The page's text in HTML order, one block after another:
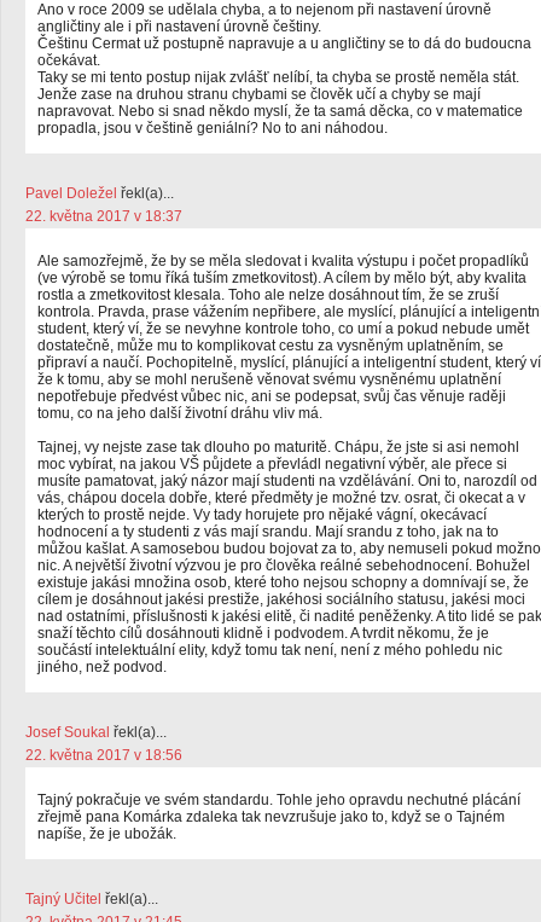
Ano v roce 2009 se udělala chyba, a to nejenom při nastavení úrovně
angličtiny ale i při nastavení úrovně češtiny.
Češtinu Cermat už postupně napravuje a u angličtiny se to dá do budoucna
očekávat.
Taky se mi tento postup nijak zvlášť nelíbí, ta chyba se prostě neměla stát.
Jenže zase na druhou stranu chybami se člověk učí a chyby se mají
napravovat. Nebo si snad někdo myslí, že ta samá děcka, co v matematice
propadla, jsou v češtině geniální? No to ani náhodou.
Pavel Doležel řekl(a)...
22. května 2017 v 18:37
Ale samozřejmě, že by se měla sledovat i kvalita výstupu i počet propadlíků
(ve výrobě se tomu říká tuším zmetkovitost). A cílem by mělo být, aby kvalita
rostla a zmetkovitost klesala. Toho ale nelze dosáhnout tím, že se zruší
kontrola. Pravda, prase vážením nepřibere, ale myslící, plánující a
student, který ví, že se nevyhne kontrole toho, co umí a pokud nebude umět
dostatečně, může mu to komplikovat cestu za vysněným uplatněním, se
připraví a naučí. Pochopitelně, myslící, plánující a inteligentní student, který
že k tomu, aby se mohl nerušeně věnovat svému vysněnému uplatnění
nepotřebuje předvést vůbec nic, ani se podepsat, svůj čas věnuje raději
tomu, co na jeho další životní dráhu vliv má.
Tajnej, vy nejste zase tak dlouho po maturitě. Chápu, že jste si asi nemohl
moc vybírat, na jakou VŠ půjdete a převládl negativní výběr, ale přece si
musíte pamatovat, jaký názor mají studenti na vzdělávání. Oni to, narozdíl od
vás, chápou docela dobře, které předměty je možné tzv. osrat, či okecat a v
kterých to prostě nejde. Vy tady horujete pro nějaké vágní, okecávací
hodnocení a ty studenti z vás mají srandu. Mají srandu z toho, jak na to
můžou kašlat. A samosebou budou bojovat za to, aby nemuseli pokud možno
nic. A největší životní výzvou je pro člověka reálné sebehodnocení. Bohužel
existuje jakási množina osob, které toho nejsou schopny a domnívají se, že
cílem je dosáhnout jakési prestiže, jakéhosi sociálního statusu, jakési moci
nad ostatními, příslušnosti k jakési elitě, či nadité peněženky. A tito lidé se pak
snaží těchto cílů dosáhnouti klidně i podvodem. A tvrdit někomu, že je
součástí intelektuální elity, když tomu tak není, není z mého pohledu nic
jiného, než podvod.
Josef Soukal řekl(a)...
22. května 2017 v 18:56
Tajný pokračuje ve svém standardu. Tohle jeho opravdu nechutné plácání
zřejmě pana Komárka zdaleka tak nevzrušuje jako to, když se o Tajném
napíše, že je ubožák.
Tajný Učitel řekl(a)...